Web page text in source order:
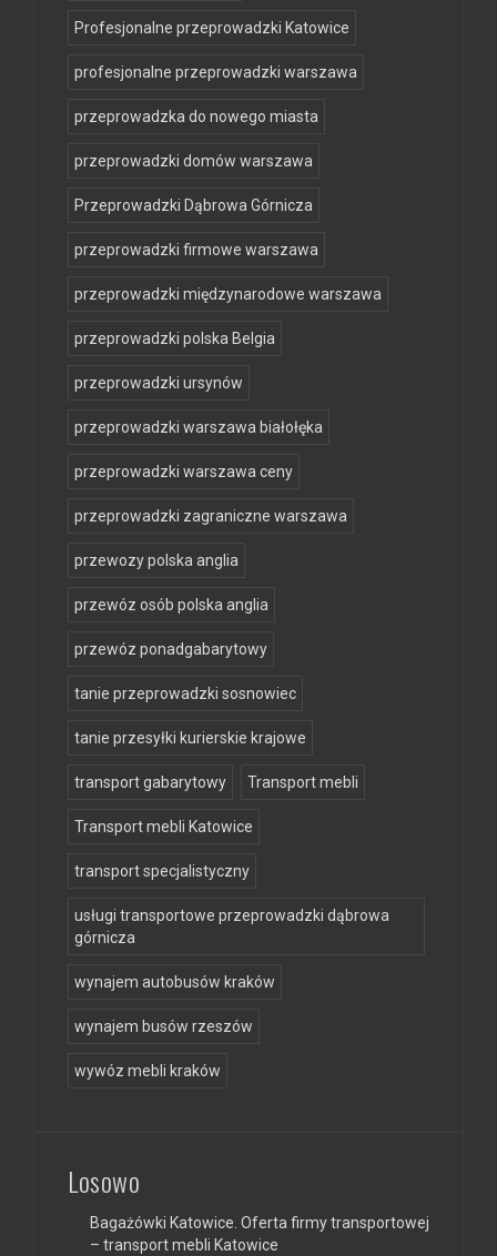
Profesjonalne przeprowadzki Katowice
profesjonalne przeprowadzki warszawa
przeprowadzka do nowego miasta
przeprowadzki domów warszawa
Przeprowadzki Dąbrowa Górnicza
przeprowadzki firmowe warszawa
przeprowadzki międzynarodowe warszawa
przeprowadzki polska Belgia
przeprowadzki ursynów
przeprowadzki warszawa białołęka
przeprowadzki warszawa ceny
przeprowadzki zagraniczne warszawa
przewozy polska anglia
przewóz osób polska anglia
przewóz ponadgabarytowy
tanie przeprowadzki sosnowiec
tanie przesyłki kurierskie krajowe
transport gabarytowy Transport mebli
Transport mebli Katowice
transport specjalistyczny
usługi transportowe przeprowadzki dąbrowa
górnicza
wynajem autobusów kraków
wynajem busów rzeszów
wywóz mebli kraków
Losowo
Bagażówki Katowice. Oferta firmy transportowej
– transport mebli Katowice